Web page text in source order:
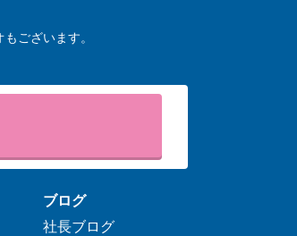
ございます。
ブログ
社長ブログ